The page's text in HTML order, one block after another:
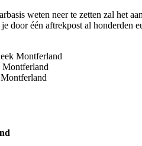
weten neer te zetten zal het
door één aftrekpost al honderden
Montferland
Montferland